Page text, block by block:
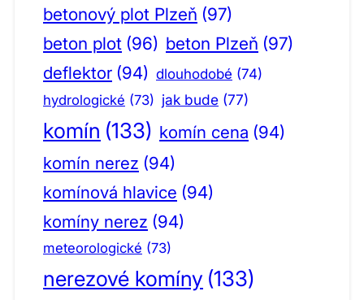
betonový plot Plzeň (97)
beton plot (96) beton Plzeň (97)
deflektor (94) dlouhodobé (74)
hydrologické (73) jak bude (77)
komín (133) komín cena (94)
komín nerez (94)
komínová hlavice (94)
komíny nerez (94)
meteorologické (73)
nerezové komíny (133)